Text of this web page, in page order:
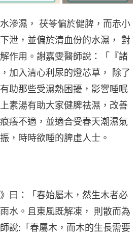
滲濕， 茯苓偏於健脾，而赤小
泄，並偏於清血份的水濕， 對
作用。謝嘉雯醫師說：「『諸
加入清心利尿的燈芯草， 除了
助那些受濕熱困擾，影響睡眠
素湯有助大家健脾祛濕，改善
癢不適，並適合受春天潮濕氣
，時時欲睡的脾虛人士。
曰：「春始屬木，然生木者必
水。且東風既解凍， 則散而為
說:「春屬木，而木的生長需要